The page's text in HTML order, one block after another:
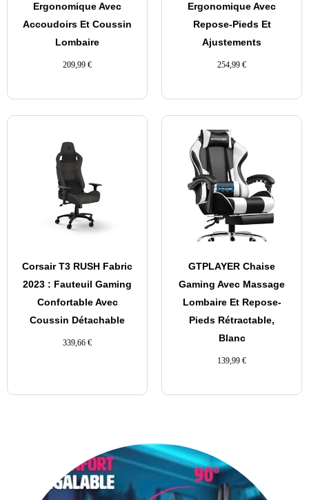
Ergonomique Avec
Accoudoirs Et Coussin
Lombaire
209,99 €
Ergonomique Avec
Repose-Pieds Et
Ajustements
254,99 €
Corsair T3 RUSH Fabric
2023 : Fauteuil Gaming
Confortable Avec
Coussin Détachable
339,66 €
GTPLAYER Chaise
Gaming Avec Massage
Lombaire Et Repose-
Pieds Rétractable,
Blanc
139,99 €